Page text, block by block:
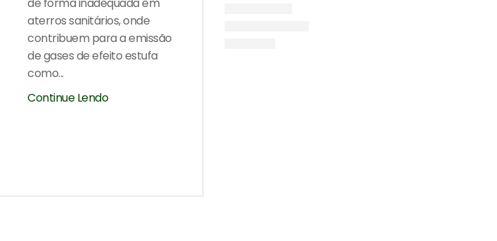
de forma inadequada em
aterros sanitários, onde
contribuem para a emissão
de gases de efeito estufa
como...
Continue Lendo